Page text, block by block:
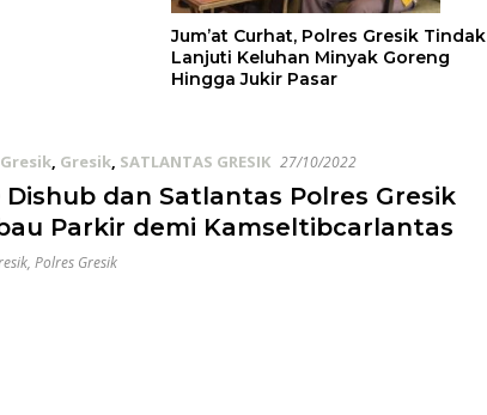
Jum’at Curhat, Polres Gresik Tindak
Lanjuti Keluhan Minyak Goreng
Hingga Jukir Pasar
, Gresik, SATLANTAS GRESIK 27/10/2022
Dishub dan Satlantas Polres Gresik
Parkir demi Kamseltibcarlantas
, Polres Gresik